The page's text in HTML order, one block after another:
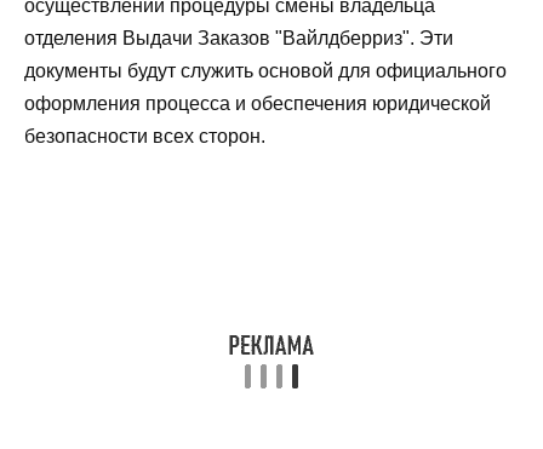
осуществлении процедуры смены владельца
отделения Выдачи Заказов "Вайлдберриз". Эти
документы будут служить основой для официального
оформления процесса и обеспечения юридической
безопасности всех сторон.